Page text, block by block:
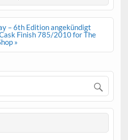
– 6th Edition angekündigt
Finish 785/2010 for The
»